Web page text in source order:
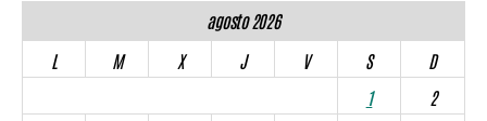
agosto 2026
L
M X J V S
D
1
2